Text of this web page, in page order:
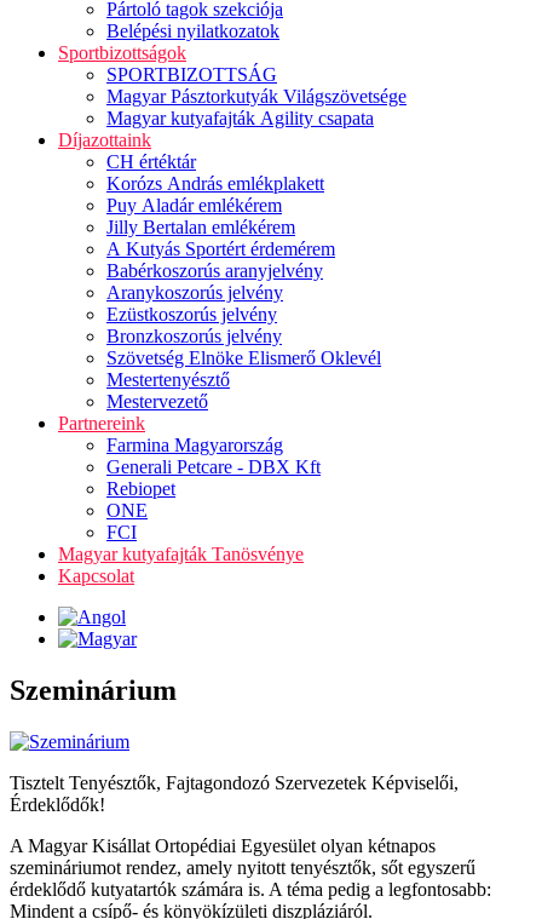
Pártoló tagok szekciója
Belépési nyilatkozatok
Sportbizottságok
SPORTBIZOTTSÁG
Magyar Pásztorkutyák Világszövetsége
Magyar kutyafajták Agility csapata
Díjazottaink
CH értéktár
Korózs András emlékplakett
Puy Aladár emlékérem
Jilly Bertalan emlékérem
A Kutyás Sportért érdemérem
Babérkoszorús aranyjelvény
Aranykoszorús jelvény
Ezüstkoszorús jelvény
Bronzkoszorús jelvény
Szövetség Elnöke Elismerő Oklevél
Mestertenyésztő
Mestervezető
Partnereink
Farmina Magyarország
Generali Petcare - DBX Kft
Rebiopet
ONE
FCI
Magyar kutyafajták Tanösvénye
Kapcsolat
Szeminárium
Tisztelt Tenyésztők, Fajtagondozó Szervezetek Képviselői,
Érdeklődők!
A Magyar Kisállat Ortopédiai Egyesület olyan kétnapos
szemináriumot rendez, amely nyitott tenyésztők, sőt egyszerű
érdeklődő kutyatartók számára is. A téma pedig a legfontosabb:
Mindent a csípő- és könyökízületi diszpláziáról.